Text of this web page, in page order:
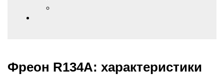
Фреон R134A: характеристики